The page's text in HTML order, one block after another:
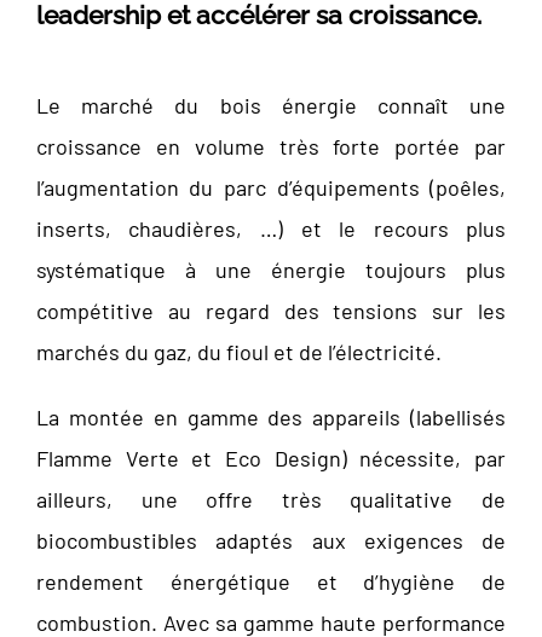
leadership et accélérer sa croissance.
Le marché du bois énergie connaît une
croissance en volume très forte portée par
l’augmentation du parc d’équipements (poêles,
inserts, chaudières, …) et le recours plus
systématique à une énergie toujours plus
compétitive au regard des tensions sur les
marchés du gaz, du fioul et de l’électricité.
La montée en gamme des appareils (labellisés
Flamme Verte et Eco Design) nécessite, par
ailleurs, une offre très qualitative de
biocombustibles adaptés aux exigences de
rendement énergétique et d’hygiène de
combustion. Avec sa gamme haute performance